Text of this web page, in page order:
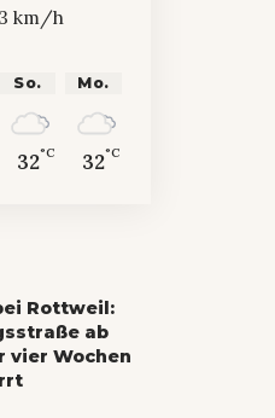
3 km/h
So.
32°C
Mo.
32°C
Rottweil:
ab
vier Wochen